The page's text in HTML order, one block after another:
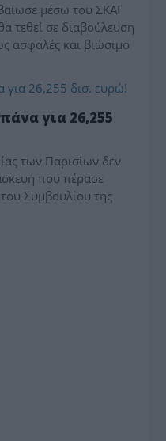
μέσω του ΣΚΑΪ
τεθεί σε διαβούλευση
ασφαλές και βιώσιμο
για 26,255
των Παρισίων δεν
που πέρασε
Συμβουλίου της